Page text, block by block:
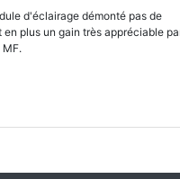
d'éclairage démonté pas de
plus un gain très appréciable
MF.